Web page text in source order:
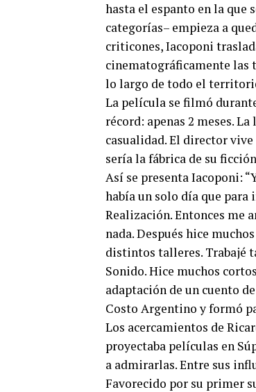
hasta el espanto en la que
categorías– empieza a
criticones, Iacoponi
cinematográficamente las
lo largo de todo el
La película se filmó
récord: apenas 2 meses.
casualidad. El director
sería la fábrica de su
Así se presenta Iacoponi:
había un solo día que para
Realización. Entonces me
nada. Después hice
distintos talleres. Trabajé
Sonido. Hice muchos
adaptación de un cuento
Costo Argentino y formó
Los acercamientos de
proyectaba películas en
a admirarlas. Entre sus
Favorecido por su primer